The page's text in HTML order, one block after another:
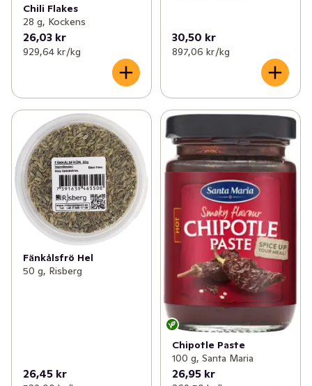
Chili Flakes
28 g, Kockens
26,03 kr
929,64 kr /kg
30,50 kr
897,06 kr /kg
Fänkålsfrö Hel
50 g, Risberg
26,45 kr
Chipotle Paste
100 g, Santa Maria
26,95 kr